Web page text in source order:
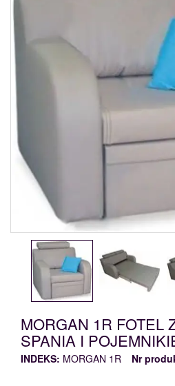
MORGAN 1R FOTEL
SPANIA I
INDEKS: MORGAN 1R Nr